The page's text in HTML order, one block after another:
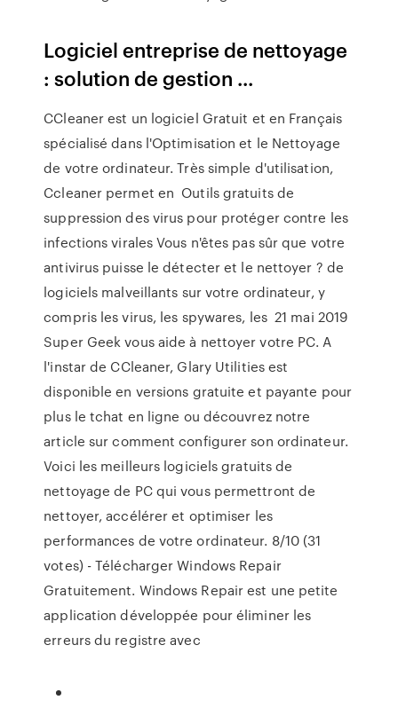
Logiciel entreprise de nettoyage
: solution de gestion ...
CCleaner est un logiciel Gratuit et en Français
spécialisé dans l'Optimisation et le Nettoyage
de votre ordinateur. Très simple d'utilisation,
Ccleaner permet en Outils gratuits de
suppression des virus pour protéger contre les
infections virales Vous n'êtes pas sûr que votre
antivirus puisse le détecter et le nettoyer ? de
logiciels malveillants sur votre ordinateur, y
compris les virus, les spywares, les 21 mai 2019
Super Geek vous aide à nettoyer votre PC. A
l'instar de CCleaner, Glary Utilities est
disponible en versions gratuite et payante pour
plus le tchat en ligne ou découvrez notre
article sur comment configurer son ordinateur.
Voici les meilleurs logiciels gratuits de
nettoyage de PC qui vous permettront de
nettoyer, accélérer et optimiser les
performances de votre ordinateur. 8/10 (31
votes) - Télécharger Windows Repair
Gratuitement. Windows Repair est une petite
application développée pour éliminer les
erreurs du registre avec